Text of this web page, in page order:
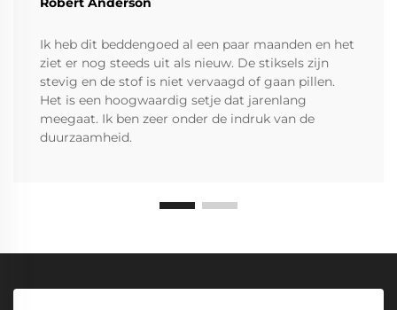
Ik heb dit beddengoed al een paar maanden en het
ziet er nog steeds uit als nieuw. De stiksels zijn
stevig en de stof is niet vervaagd of gaan pillen.
Het is een hoogwaardig setje dat jarenlang
meegaat. Ik ben zeer onder de indruk van de
duurzaamheid.